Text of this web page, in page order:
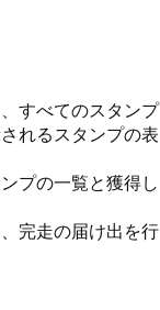
すべてのスタンプ
れるスタンプの表
プの一覧と獲得し
完走の届け出を行